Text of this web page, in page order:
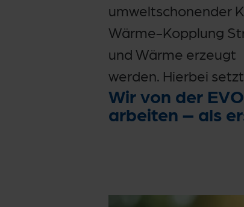
umweltschonender
Wärme-Kopplung
und Wärme erzeugt
werden. Hierbei
Wir von der
arbeiten – als